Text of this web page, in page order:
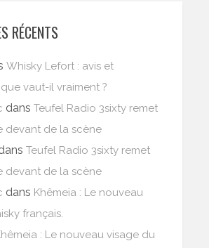
RÉCENTS
Whisky Lefort : avis et
vaut-il vraiment ?
dansTeufel Radio 3sixty remet
devant de la scène
Teufel Radio 3sixty remet
devant de la scène
dans Khêmeia : Le nouveau
français.
: Le nouveau visage du